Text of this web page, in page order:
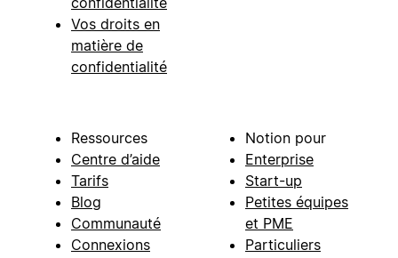
Vos droits en
matière de
confidentialité
Ressources
Centre d’aide
Tarifs
Blog
Communauté
Connexions
Notion pour
Enterprise
Start-up
Petites équipes
et PME
Particuliers